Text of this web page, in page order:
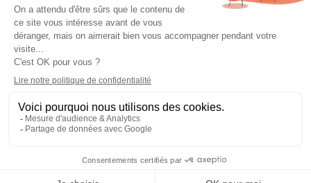
Expertises & conseils urbains
Appels à projets
Un outil de la
Métropole Européenne de Lille
Mentions légales
Politique de confidentialité